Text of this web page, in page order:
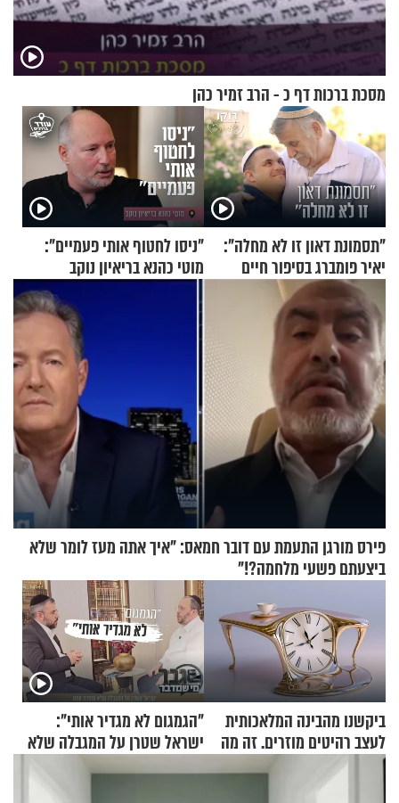
מסכת ברכות דף כ - הרב זמיר כהן
"תסמונת דאון זו לא מחלה":
יאיר פומברג בסיפור חיים
מעורר השראה
"ניסו לחטוף אותי פעמיים":
מוטי כהנא בריאיון נוקב
פירס מורגן התעמת עם דובר חמאס: "איך אתה מעז לומר שלא
ביצעתם פשעי מלחמה?!"
ביקשנו מהבינה המלאכותית
לעצב רהיטים מוזרים. זה מה
שיצא
"הגמגום לא מגדיר אותי":
ישראל שטרן על המגבלה שלא
עוצרת אותו